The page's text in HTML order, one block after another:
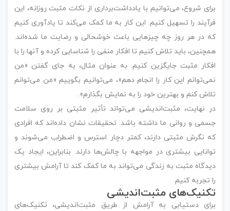
برای شروع، می‌توانیم با یادداشت‌برداری از نکات مثبت روزانه، این
فرآیند را تسهیل کنیم. این کار به ما کمک می‌کند تا یادآوری کنیم
که در هر روز چه چیزهایی باعث خوشحالی و رضایت ما شده‌اند.
همچنین، باید تلاش کنیم تا افکار منفی را شناسایی کرده و آنها را با
افکار مثبت جایگزین کنیم. به عنوان مثال، به جای گفتن «من
نمی‌توانم این کار را انجام دهم»، می‌توانیم بگوییم «من می‌توانم
تلاش کنم و بهترین خود را به نمایش بگذارم».
در نهایت، مثبت‌اندیشی می‌تواند تأثیر مثبتی بر روی سلامت
جسمی و روانی ما داشته باشد. تحقیقات نشان داده‌اند که افرادی
که نگرش مثبتی دارند، کمتر دچار استرس و اضطراب می‌شوند و
توانایی بیشتری در مواجهه با چالش‌ها دارند. بنابراین، ایجاد یک
دیدگاه مثبت به زندگی می‌تواند به ما کمک کند تا آرامش بیشتری
را تجربه کنیم.
تکنیک‌های مثبت‌اندیشی
برای دستیابی به آرامش از طریق مثبت‌اندیشی، تکنیک‌های